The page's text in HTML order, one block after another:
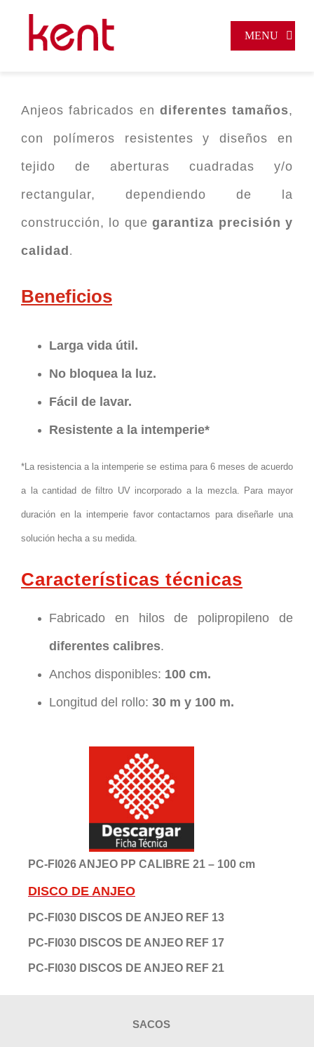
MENU
QUIÉNES SOMOS
PRODUCTOS
PAGOS EN LÍNEA
Anjeos fabricados en diferentes tamaños,
con polímeros resistentes y diseños en
tejido de aberturas cuadradas y/o
rectangular, dependiendo de la
construcción, lo quegarantiza precisión y
calidad .
Beneficios
Larga vida útil.
No bloquea la luz.
Fácil de lavar.
Resistente a la intemperie*
*La resistencia a la intemperie se estima para 6 meses de acuerdo
a la cantidad de filtro UV incorporado a la mezcla. Para mayor
duración en la intemperie favor contactarnos para diseñarle una
solución hecha a su medida.
Características técnicas
Fabricado en hilos de polipropileno de
diferentes calibres.
Anchos disponibles: 100 cm.
Longitud del rollo: 30 m y 100 m.
PC-FI026 ANJEO PP CALIBRE 21 – 100 cm
DISCO DE ANJEO
PC-FI030 DISCOS DE ANJEO REF 13
PC-FI030 DISCOS DE ANJEO REF 17
PC-FI030 DISCOS DE ANJEO REF 21
SACOS